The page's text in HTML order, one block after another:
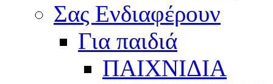
Σας Ενδιαφέρουν
Για παιδιά
ΠΑΙΧΝΙΔΙΑ